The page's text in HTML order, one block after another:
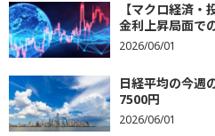
【マクロ経済
金利上昇局面で
2026/06/01
日経平均の今週
7500円
2026/06/01